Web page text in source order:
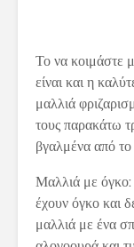
Το να κοιμάστε
είναι και η
μαλλιά
τους παρακάτω
βγαλμένα από
Μαλλιά με όγκο:
έχουν όγκο και
μαλλιά με ένα